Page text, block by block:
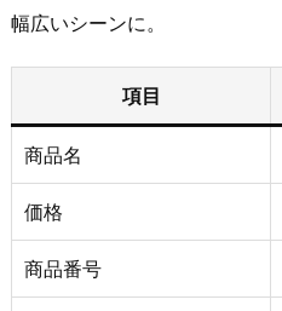
幅広いシーンに。
項目
商品名
価格
商品番号